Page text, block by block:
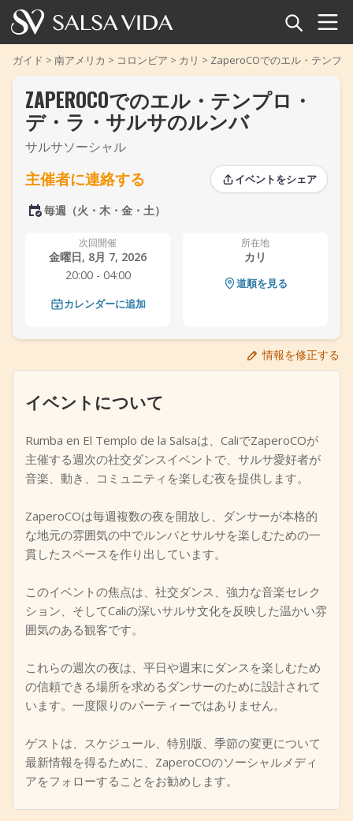
ホーム
イベント
ニュース
記事
動画
サルサ用語集
TuneTempo
+ イベントを追加
ガイド > 南アメリカ > コロンビア > カリ > ZaperoCOでのエル・テンプ
‹
‹
ZAPEROCOでのエル・テンプロ・
デ・ラ・サルサのルンバ
サルサソーシャル
主催者に連絡する イベントをシェア
毎週（火・木・金・土）
次回開催
金曜日, 8月 7, 2026
20:00 - 04:00
カレンダーに追加
所在地
カリ
道順を見る
情報を修正する
イベントについて
Rumba en El Templo de la Salsaは、CaliでZaperoCOが
主催する週次の社交ダンスイベントで、サルサ愛好者が
音楽、動き、コミュニティを楽しむ夜を提供します。
ZaperoCOは毎週複数の夜を開放し、ダンサーが本格的
な地元の雰囲気の中でルンバとサルサを楽しむための一
貫したスペースを作り出しています。
このイベントの焦点は、社交ダンス、強力な音楽セレク
ション、そしてCaliの深いサルサ文化を反映した温かい雰
囲気のある観客です。
これらの週次の夜は、平日や週末にダンスを楽しむため
の信頼できる場所を求めるダンサーのために設計されて
います。一度限りのパーティーではありません。
ゲストは、スケジュール、特別版、季節の変更について
最新情報を得るために、ZaperoCOのソーシャルメディ
アをフォローすることをお勧めします。